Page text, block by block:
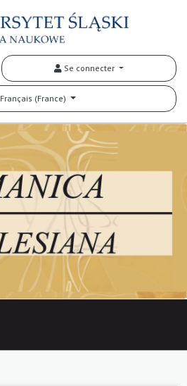
Se connecter
Français (France)